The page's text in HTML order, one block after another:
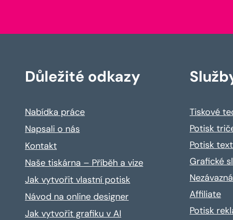
Důležité odkazy
Nabídka práce
Napsali o nás
Kontakt
Naše tiskárna – Příběh a vize
Jak vytvořit vlastní potisk
Návod na online designer
Jak vytvořit grafiku v AI
Tiskové
Potisk
Potisk
Grafické
Affiliate
Potisk